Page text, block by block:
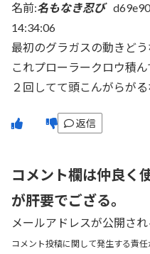
名前:名もなき忍び
14:34:06
最初のグラガスの動きど
これプローラークロウ積
２回してて頭こんがらが
返信
コメント欄は仲良く
が肝要でござる。
メールアドレスが公開さ
コメント投稿に関して発生する責